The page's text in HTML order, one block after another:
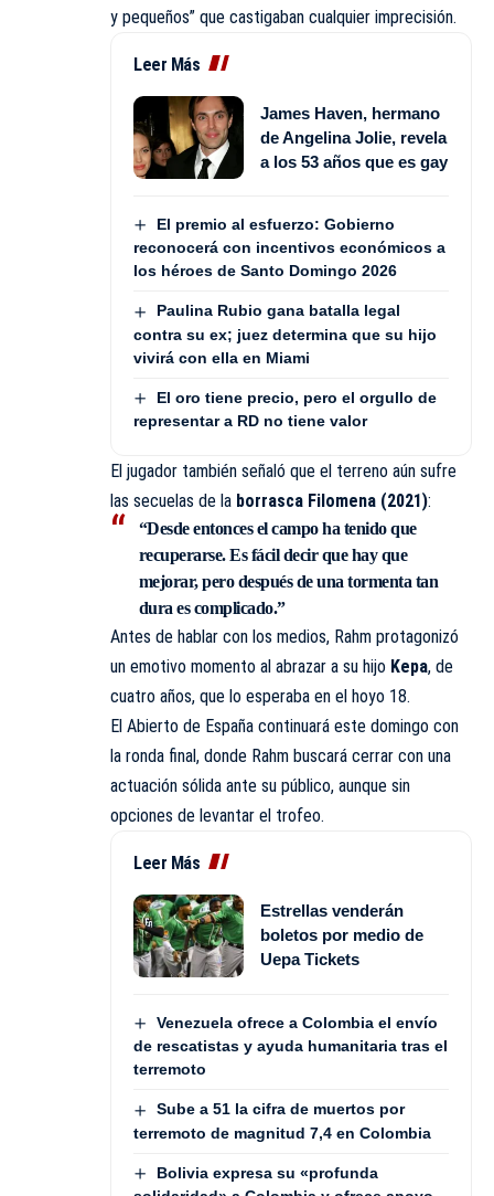
y pequeños” que castigaban cualquier imprecisión.
Leer Más
James Haven, hermano
de Angelina Jolie, revela
a los 53 años que es gay
El premio al esfuerzo: Gobierno
reconocerá con incentivos económicos a
los héroes de Santo Domingo 2026
Paulina Rubio gana batalla legal
contra su ex; juez determina que su hijo
vivirá con ella en Miami
El oro tiene precio, pero el orgullo de
representar a RD no tiene valor
El jugador también señaló que el terreno aún sufre
las secuelas de la borrasca Filomena (2021):
“Desde entonces el campo ha tenido que
recuperarse. Es fácil decir que hay que
mejorar, pero después de una tormenta tan
dura es complicado.”
Antes de hablar con los medios, Rahm protagonizó
un emotivo momento al abrazar a su hijo Kepa, de
cuatro años, que lo esperaba en el hoyo 18.
El Abierto de España continuará este domingo con
la ronda final, donde Rahm buscará cerrar con una
actuación sólida ante su público, aunque sin
opciones de levantar el trofeo.
Leer Más
Estrellas venderán
boletos por medio de
Uepa Tickets
Venezuela ofrece a Colombia el envío
de rescatistas y ayuda humanitaria tras el
terremoto
Sube a 51 la cifra de muertos por
terremoto de magnitud 7,4 en Colombia
Bolivia expresa su «profunda